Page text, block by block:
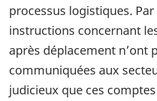
processus logistiques.
instructions concernant
après déplacement n’ont
communiquées aux
judicieux que ces